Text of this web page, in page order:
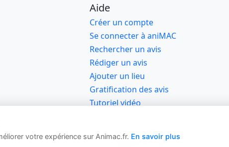
Aide
Créer un compte
Se connecter à aniMAC
Rechercher un avis
Rédiger un avis
Ajouter un lieu
Gratification des avis
Tutoriel vidéo
© 2019, 2026 Animac Advisor SAS -
🇫🇷Hébergé en France
votre expérience sur Animac.fr. En savoir plus